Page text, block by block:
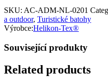
SKU: AC-ADM-NL-0201
a outdoor, Turistické batohy
Výrobce:Helikon-Tex®
Související produkty
Related products